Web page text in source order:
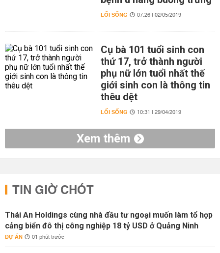
LỐI SỐNG 07:26 | 02/05/2019
Cụ bà 101 tuổi sinh con
thứ 17, trở thành người
phụ nữ lớn tuổi nhất thế
giới sinh con là thông tin
thêu dệt
LỐI SỐNG 10:31 | 29/04/2019
Xem thêm
TIN GIỜ CHÓT
Thái An Holdings cùng nhà đầu tư ngoại muốn làm tổ hợp
cảng biển đô thị công nghiệp 18 tỷ USD ở Quảng Ninh
DỰ ÁN 01 phút trước